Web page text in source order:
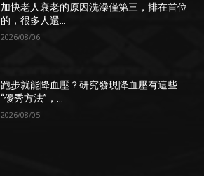
加快老人衰老的原因洗澡僅第三，排在首位
的，很多人還...
2026/08/06
跑步就能降血壓？研究發現降血壓有這些
“優秀方法”，...
2026/08/05